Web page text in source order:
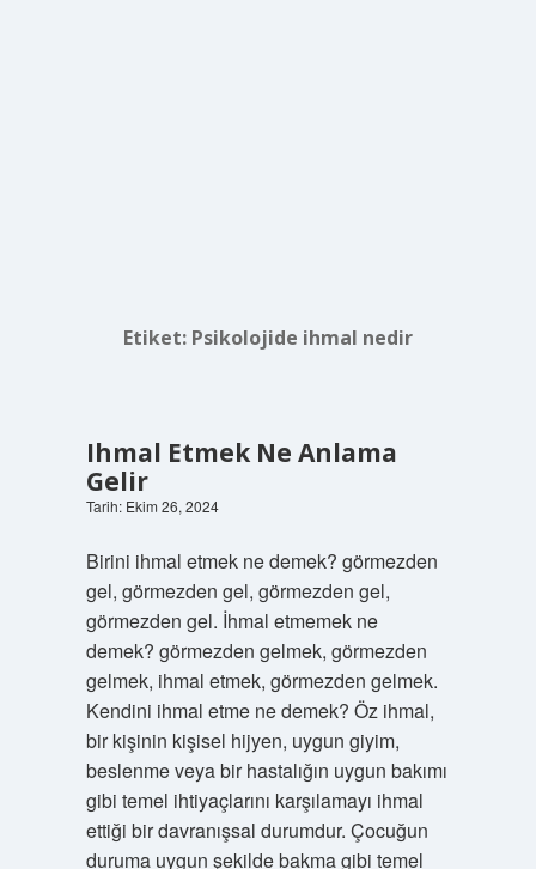
Etiket: Psikolojide ihmal nedir
Ihmal Etmek Ne Anlama
Gelir
Tarih: Ekim 26, 2024
Birini ihmal etmek ne demek? görmezden
gel, görmezden gel, görmezden gel,
görmezden gel. İhmal etmemek ne
demek? görmezden gelmek, görmezden
gelmek, ihmal etmek, görmezden gelmek.
Kendini ihmal etme ne demek? Öz ihmal,
bir kişinin kişisel hijyen, uygun giyim,
beslenme veya bir hastalığın uygun bakımı
gibi temel ihtiyaçlarını karşılamayı ihmal
ettiği bir davranışsal durumdur. Çocuğun
duruma uygun şekilde bakma gibi temel